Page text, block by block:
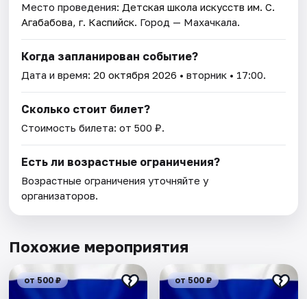
Место проведения: Детская школа искусств им. С.
Агабабова, г. Каспийск. Город — Махачкала.
Когда запланирован событие?
Дата и время:20 октября 2026 • вторник • 17:00.
Сколько стоит билет?
Стоимость билета: от 500 ₽.
Есть ли возрастные ограничения?
Возрастные ограничения уточняйте у
организаторов.
Похожие мероприятия
от 500 ₽ от 500 ₽